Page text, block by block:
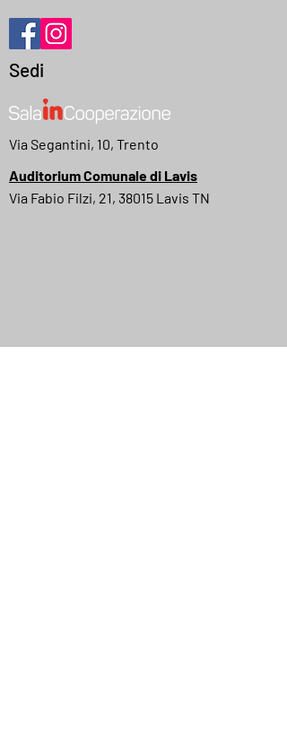
Sedi
Via Segantini, 10, Trento
Auditorium Comunale di Lavis
Via Fabio Filzi, 21, 38015 Lavis TN